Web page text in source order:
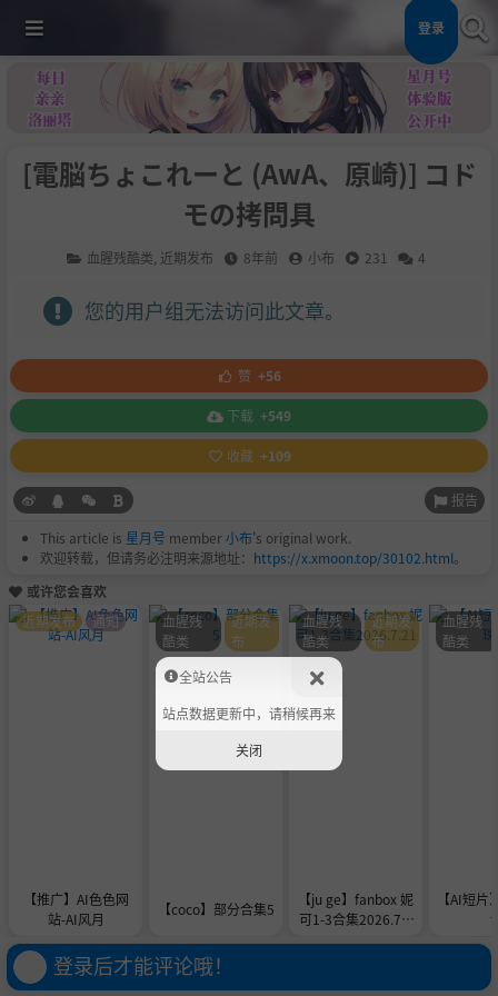
登录
[電脳ちょこれーと (AwA、原崎)] コド
モの拷問具
血腥残酷类 近期发布 8年前 小布 231 4
您的用户组无法访问此文章。
赞 +56
下载 +549
收藏 +109
报告
This article is 星月号 member小布's original work.
欢迎转载，但请务必注明来源地址： https://x.xmoon.top/30102.html。
或许您会喜欢
【推广】AI色色网
站-AI风月
近期发布 通知
【coco】部分合集5
血腥残
酷类
近期发
布
【ju ge】fanbox 妮
可1-3合集2026.7.2
血腥残
酷类
近期发
布
【AI短片
血腥残
酷类
登录后才能评论哦！
全站公告
站点数据更新中，请稍候再来
关闭